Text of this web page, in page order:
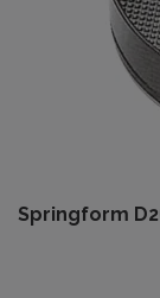
Springform